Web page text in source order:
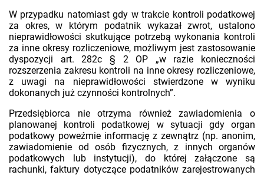
W przypadku natomiast gdy w trakcie kontroli podatkowej
za okres, w którym podatnik wykazał zwrot, ustalono
nieprawidłowości skutkujące potrzebą wykonania kontroli
za inne okresy rozliczeniowe, możliwym jest zastosowanie
dyspozycji art. 282c § 2 OP „w razie konieczności
rozszerzenia zakresu kontroli na inne okresy rozliczeniowe,
z uwagi na nieprawidłowości stwierdzone w wyniku
dokonanych już czynności kontrolnych”.
Przedsiębiorca nie otrzyma również zawiadomienia o
planowanej kontroli podatkowej w sytuacji gdy organ
podatkowy poweźmie informację z zewnątrz (np. anonim,
zawiadomienie od osób fizycznych, z innych organów
podatkowych lub instytucji), do której załączone są
rachunki, faktury dotyczące podatników zarejestrowanych